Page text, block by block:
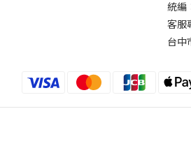
統編
客服
台中